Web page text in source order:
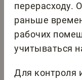
перерасходу.
раньше
рабочих
учитываться
Для контроля